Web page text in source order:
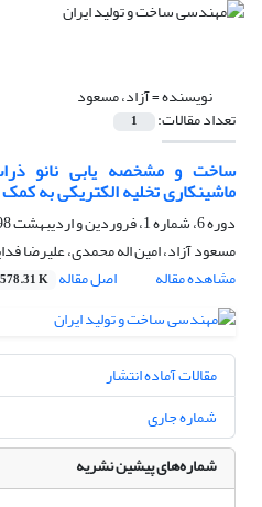
نویسنده =آزاد، مسعود
تعداد مقالات: 1
ساخت و مشخصه یابی نانو
ماشینکاری تخلیه الکتریکی به
دوره 6، شماره 1، فروردین و اردیبهشت 1398، صفحه
مسعود آزاد، امین اله محمدی، علیرضا
مشاهده مقاله
اصل مقاله 578.31 K
مقالات آماده انتشار
شماره جاری
شماره‌های پیشین نشریه